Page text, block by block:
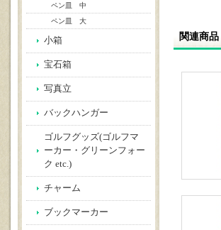
ペン皿 中
ペン皿 大
小箱
宝石箱
写真立
バックハンガー
ゴルフグッズ(ゴルフマ
ーカー・グリーンフォー
ク etc.)
チャーム
ブックマーカー
関連商品